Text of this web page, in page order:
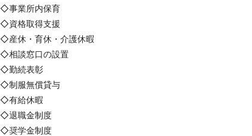
◇事業所内保育
◇資格取得支援
◇産休・育休・介護休暇
◇相談窓口の設置
◇勤続表彰
◇制服無償貸与
◇有給休暇
◇退職金制度
◇奨学金制度